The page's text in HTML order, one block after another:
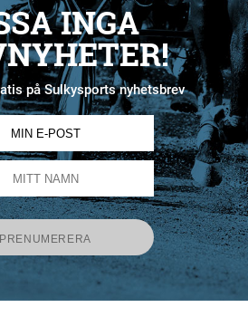
INGA
på Sulkysports nyhetsbrev